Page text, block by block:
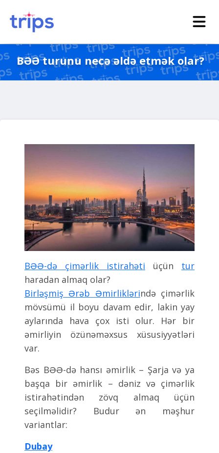
BƏƏ turunu necə əldə etmək olar?
BƏƏ-də çimərlik istirahəti üçün tur
haradan almaq olar?
Birləşmiş Ərəb Əmirliklərində çimərlik
mövsümü il boyu davam edir, lakin yay
aylarında hava çox isti olur. Hər bir
əmirliyin özünəməxsus xüsusiyyətləri
var.
Bəs BƏƏ-də hansı əmirlik – Şarja və ya
başqa bir əmirlik – dəniz və çimərlik
istirahətindən zövq almaq üçün
seçilməlidir? Budur ən məşhur
variantlar:
Dubay